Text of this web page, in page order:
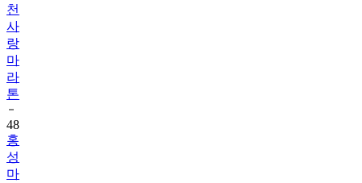
천
사
랑
마
라
톤
48
홍
성
마